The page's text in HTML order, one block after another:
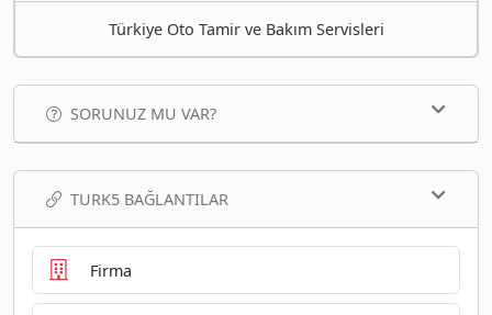
Türkiye Oto Tamir ve Bakım Servisleri
SORUNUZ MU VAR?
TURK5 BAĞLANTILAR
Firma